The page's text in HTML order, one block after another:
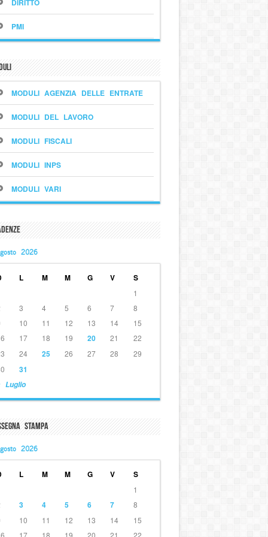
DIRITTO
PMI
MODULI AGENZIA DELLE ENTRATE
MODULI DEL LAVORO
MODULI FISCALI
MODULI INPS
MODULI VARI
2026
L M M G V S
Luglio
1
3 4 5 6 7
8
10 11 12 13 14
15
17 18 19 20 21
22
24 25 26 27 28
29
31
Stampa
2026
L M M G V S
1
3 4 5 6 7
8
10 11 12 13 14
15
17 18 19 20 21 22